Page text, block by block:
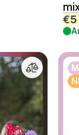
€5